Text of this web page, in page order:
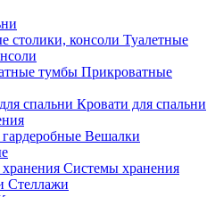
Туалетные
Прикроватные
Кровати для спальни
Вешалки
Системы хранения
Стеллажи